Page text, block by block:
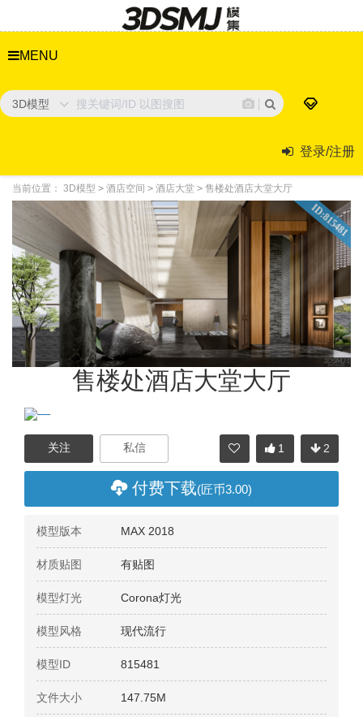
MENU
3D模型
登录/注册
当前位置： 3D模型 > 酒店空间 > 酒店大堂 > 售楼处酒店大堂大厅
ID:815481
售楼处酒店大堂大厅
—
2
1
付费下载(匠币3.00)
模型版本 MAX 2018
材质贴图 有贴图
模型灯光 Corona灯光
模型风格 现代流行
模型ID 815481
文件大小 147.75M